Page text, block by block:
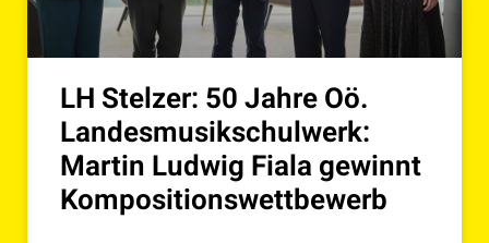
LH Stelzer: 50 Jahre Oö.
Landesmusikschulwerk:
Martin Ludwig Fiala gewinnt
Kompositionswettbewerb